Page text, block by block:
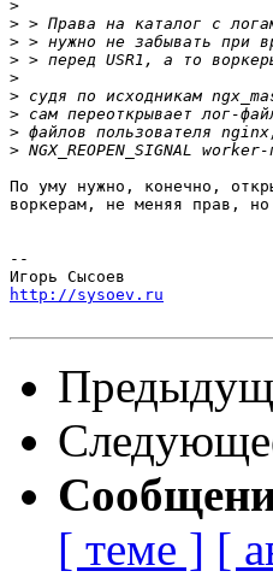
>
>
>
>
>
>
>
>
>
По уму нужно, конечно,
воркерам, не меняя прав,
--
http://sysoev.ru
[ теме ] [